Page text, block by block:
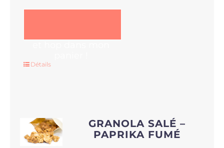
Détails
GRANOLA SALÉ –
PAPRIKA FUMÉ